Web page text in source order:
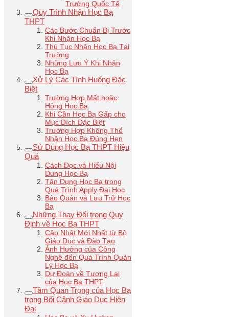
Trường Quốc Tế
Quy Trình Nhận Học Bạ
THPT
Các Bước Chuẩn Bị Trước
Khi Nhận Học Bạ
Thủ Tục Nhận Học Bạ Tại
Trường
Những Lưu Ý Khi Nhận
Học Bạ
Xử Lý Các Tình Huống Đặc
Biệt
Trường Hợp Mất hoặc
Hỏng Học Bạ
Khi Cần Học Bạ Gấp cho
Mục Đích Đặc Biệt
Trường Hợp Không Thể
Nhận Học Bạ Đúng Hẹn
Sử Dụng Học Bạ THPT Hiệu
Quả
Cách Đọc và Hiểu Nội
Dung Học Bạ
Tận Dụng Học Bạ trong
Quá Trình Apply Đại Học
Bảo Quản và Lưu Trữ Học
Bạ
Những Thay Đổi trong Quy
Định về Học Bạ THPT
Cập Nhật Mới Nhất từ Bộ
Giáo Dục và Đào Tạo
Ảnh Hưởng của Công
Nghệ đến Quá Trình Quản
Lý Học Bạ
Dự Đoán về Tương Lai
của Học Bạ THPT
Tầm Quan Trọng của Học Bạ
trong Bối Cảnh Giáo Dục Hiện
Đại